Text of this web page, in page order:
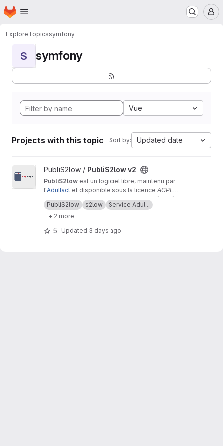
Skip to main content
Homepage
ExploreTopicssymfony
S symfony
Vue
Projects with this topic Sort by: Updated date
View PubliS2low v2 project
PubliS2low / PubliS2low v2
PubliS2low est un logiciel libre, maintenu par
l'Adullact et disponible sous la licence AGPL
v3.
PubliS2low est un outil qui permet de récupérer
les « actes » de la plateformeS2lowet de les
publier sur un site web.
PubliS2low s2low
Service Adul...
+ 2 more
5 Updated 3 days ago